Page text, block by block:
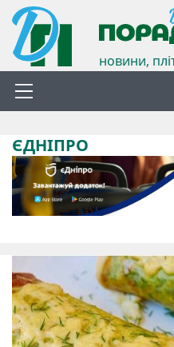
новини,
ЄДНІПРО